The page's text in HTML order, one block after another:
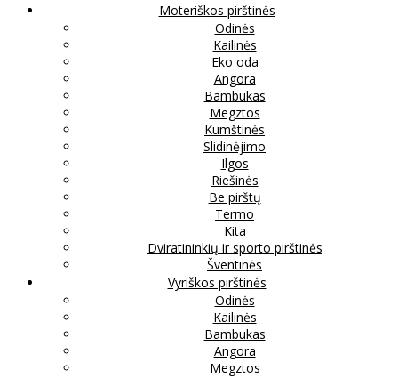
Moteriškos pirštinės
Odinės
Kailinės
Eko oda
Angora
Bambukas
Megztos
Kumštinės
Slidinėjimo
Ilgos
Riešinės
Be pirštų
Termo
Kita
Dviratininkių ir sporto pirštinės
Šventinės
Vyriškos pirštinės
Odinės
Kailinės
Bambukas
Angora
Megztos